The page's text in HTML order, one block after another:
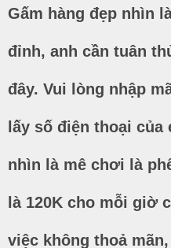
Gấm hàng đẹp nhìn
đỉnh, anh cần tuân
đây. Vui lòng nhập
lấy số điện thoại của
nhìn là mê chơi là
là 120K cho mỗi giờ
việc không thoả